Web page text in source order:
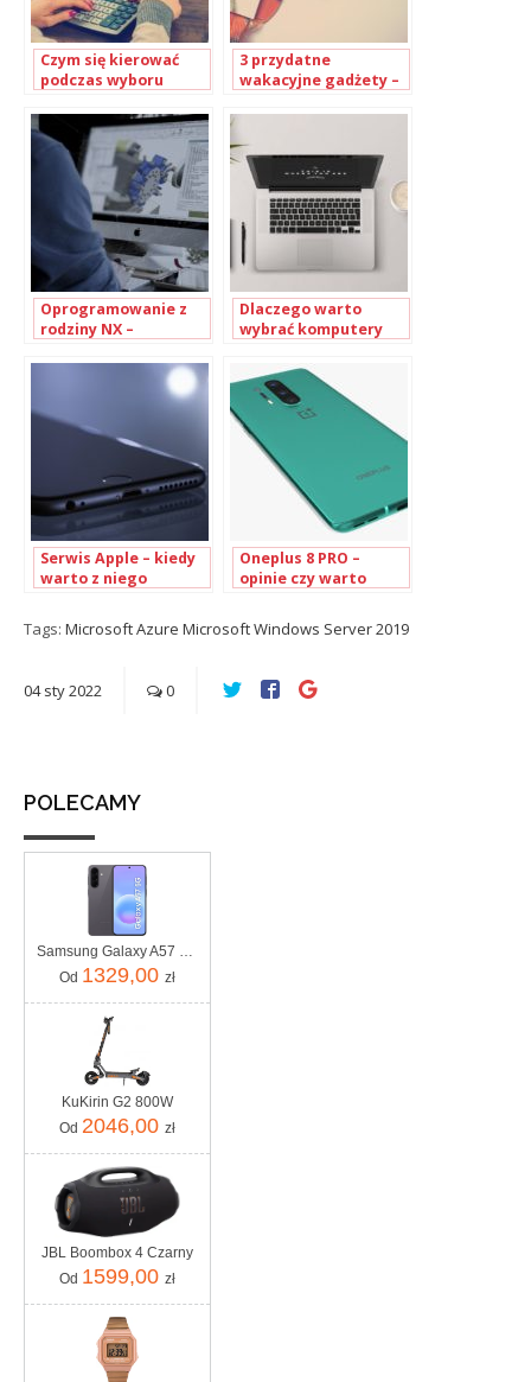
Czym się kierować
podczas wyboru
księgowego?
3 przydatne
wakacyjne gadżety –
kupić!
Oprogramowanie z
rodziny NX –
rozwiązania od
Dlaczego warto
wybrać komputery
Serwis Apple – kiedy
warto z niego
Oneplus 8 PRO –
opinie czy warto
Tags: Microsoft Azure Microsoft Windows Server 2019
04 sty2022 0
POLECAMY
Samsung Galaxy A57 5G 8/128GB Szary
Od 1329,00 zł
KuKirin G2 800W
Od 2046,00 zł
JBL Boombox 4 Czarny
Od 1599,00 zł